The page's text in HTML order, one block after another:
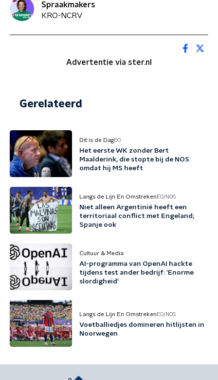
Spraakmakers
KRO-NCRV
Advertentie via ster.nl
Gerelateerd
Dit is de DagEO
Het eerste WK zonder Bert
Maalderink, die stopte bij de NOS
omdat hij MS heeft
Langs de Lijn En Omstreken EO/NOS
Niet alleen Argentinië heeft een
territoriaal conflict met Engeland;
Spanje ook
Cultuur & Media
AI-programma van OpenAI hackte
tijdens test ander bedrijf: 'Enorme
slordigheid'
Langs de Lijn En Omstreken EO/NOS
Voetballiedjes domineren hitlijsten in
Noorwegen